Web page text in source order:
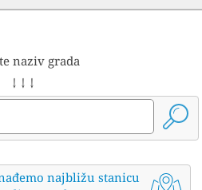
naziv grada
↓ ↓ ↓
najbližu stanicu